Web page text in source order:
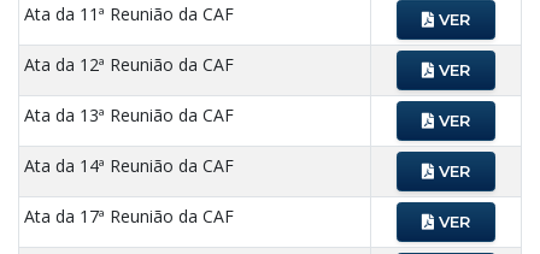
Ata da 11ª Reunião da CAF VER
Ata da 12ª Reunião da CAF VER
Ata da 13ª Reunião da CAF VER
Ata da 14ª Reunião da CAF VER
Ata da 17ª Reunião da CAF VER